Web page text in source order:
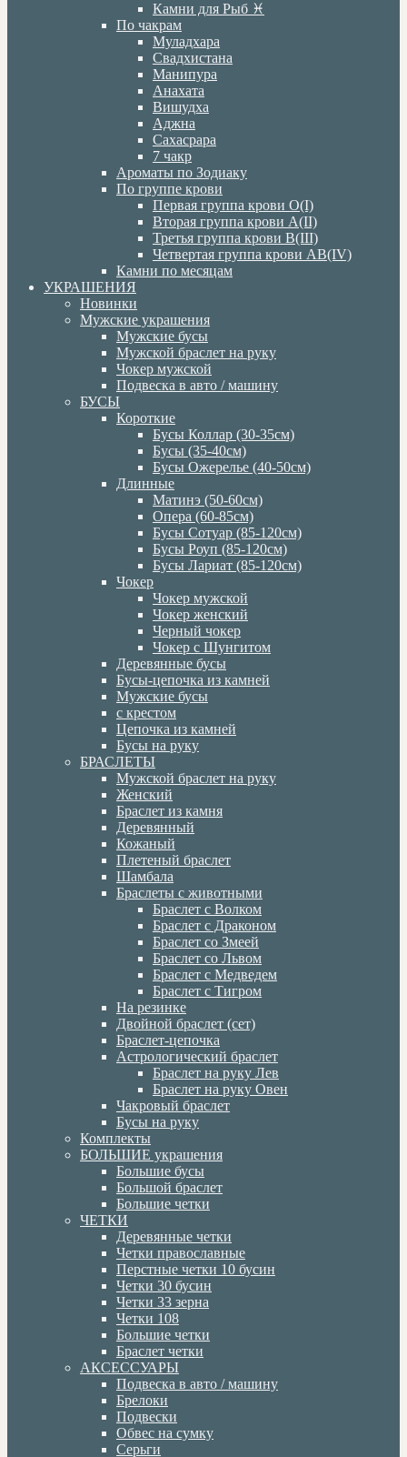
Камни для Рыб ♓️
По чакрам
Муладхара
Свадхистана
Манипура
Анахата
Вишудха
Аджна
Сахасрара
7 чакр
Ароматы по Зодиаку
По группе крови
Первая группа крови О(I)
Вторая группа крови А(II)
Третья группа крови В(III)
Четвертая группа крови АВ(IV)
Камни по месяцам
УКРАШЕНИЯ
Новинки
Мужские украшения
Мужские бусы
Мужской браслет на руку
Чокер мужской
Подвеска в авто / машину
БУСЫ
Короткие
Бусы Коллар (30-35см)
Бусы (35-40см)
Бусы Ожерелье (40-50см)
Длинные
Матинэ (50-60см)
Опера (60-85см)
Бусы Сотуар (85-120см)
Бусы Роуп (85-120см)
Бусы Лариат (85-120см)
Чокер
Чокер мужской
Чокер женский
Черный чокер
Чокер с Шунгитом
Деревянные бусы
Бусы-цепочка из камней
Мужские бусы
с крестом
Цепочка из камней
Бусы на руку
БРАСЛЕТЫ
Мужской браслет на руку
Женский
Браслет из камня
Деревянный
Кожаный
Плетеный браслет
Шамбала
Браслеты с животными
Браслет с Волком
Браслет с Драконом
Браслет со Змеей
Браслет со Львом
Браслет с Медведем
Браслет с Тигром
На резинке
Двойной браслет (сет)
Браслет-цепочка
Астрологический браслет
Браслет на руку Лев
Браслет на руку Овен
Чакровый браслет
Бусы на руку
Комплекты
БОЛЬШИЕ украшения
Большие бусы
Большой браслет
Большие четки
ЧЕТКИ
Деревянные четки
Четки православные
Перстные четки 10 бусин
Четки 30 бусин
Четки 33 зерна
Четки 108
Большие четки
Браслет четки
АКСЕССУАРЫ
Подвеска в авто / машину
Брелоки
Подвески
Обвес на сумку
Серьги